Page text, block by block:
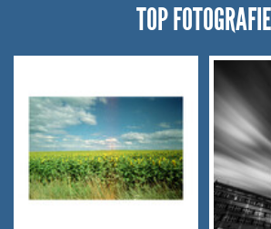
TOP FOTOGRAFIE